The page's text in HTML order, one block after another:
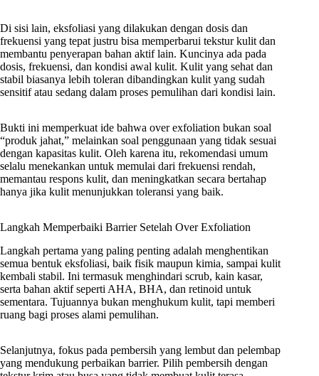
Di sisi lain, eksfoliasi yang dilakukan dengan dosis dan
frekuensi yang tepat justru bisa memperbarui tekstur kulit dan
membantu penyerapan bahan aktif lain. Kuncinya ada pada
dosis, frekuensi, dan kondisi awal kulit. Kulit yang sehat dan
stabil biasanya lebih toleran dibandingkan kulit yang sudah
sensitif atau sedang dalam proses pemulihan dari kondisi lain.
Bukti ini memperkuat ide bahwa over exfoliation bukan soal
“produk jahat,” melainkan soal penggunaan yang tidak sesuai
dengan kapasitas kulit. Oleh karena itu, rekomendasi umum
selalu menekankan untuk memulai dari frekuensi rendah,
memantau respons kulit, dan meningkatkan secara bertahap
hanya jika kulit menunjukkan toleransi yang baik.
Langkah Memperbaiki Barrier Setelah Over Exfoliation
Langkah pertama yang paling penting adalah menghentikan
semua bentuk eksfoliasi, baik fisik maupun kimia, sampai kulit
kembali stabil. Ini termasuk menghindari scrub, kain kasar,
serta bahan aktif seperti AHA, BHA, dan retinoid untuk
sementara. Tujuannya bukan menghukum kulit, tapi memberi
ruang bagi proses alami pemulihan.
Selanjutnya, fokus pada pembersih yang lembut dan pelembap
yang mendukung perbaikan barrier. Pilih pembersih dengan